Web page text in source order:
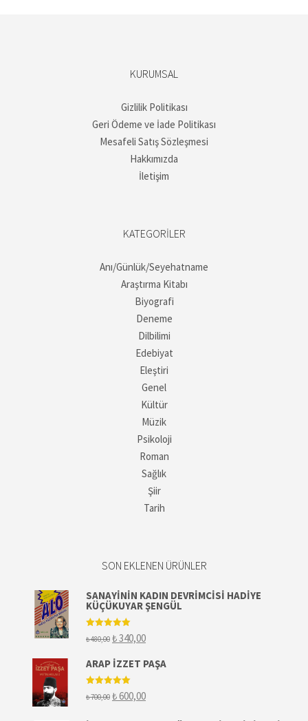
KURUMSAL
Gizlilik Politikası
Geri Ödeme ve İade Politikası
Mesafeli Satış Sözleşmesi
Hakkımızda
İletişim
KATEGORILER
Anı/Günlük/Seyehatname
Araştırma Kitabı
Biyografi
Deneme
Dilbilimi
Edebiyat
Eleştiri
Genel
Kültür
Müzik
Psikoloji
Roman
Sağlık
Şiir
Tarih
SON EKLENEN ÜRÜNLER
SANAYININ KADIN DEVRIMCISI HADIYE
KÜÇÜKUYAR ŞENGÜL
5 üzerinden
5.00oy aldı
₺480,00 Orijinal
fiyat:
₺ 480,00.
₺340,00Şu
andaki
fiyat:
₺ 340,00.
ARAP İZZET PAŞA
5 üzerinden
5.00oy aldı
₺700,00 Orijinal
fiyat:
₺600,00Şu
andaki